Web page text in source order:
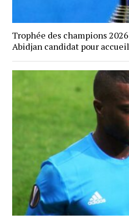
Trophée des champions
Abidjan candidat pour